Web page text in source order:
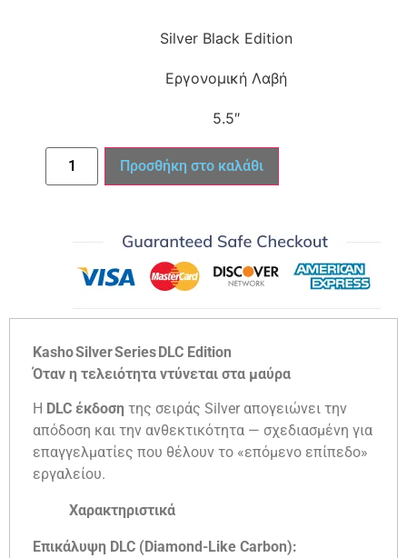
Silver Black Edition
Εργονομική Λαβή
5.5″
Προσθήκη στο καλάθι
Kasho Silver Series DLC Edition
Όταν η τελειότητα ντύνεται στα μαύρα
Η DLC έκδοση της σειράς Silver απογειώνει την
απόδοση και την ανθεκτικότητα — σχεδιασμένη για
επαγγελματίες που θέλουν το «επόμενο επίπεδο»
εργαλείου.
Χαρακτηριστικά
Επικάλυψη DLC (Diamond-Like Carbon):